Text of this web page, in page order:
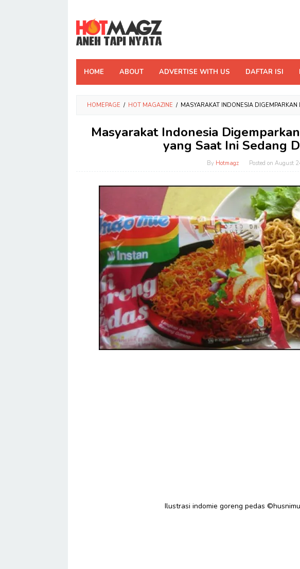
content
HOME ABOUT ADVERTISE WITH US DAFTAR ISI
HOMEPAGE / HOT MAGAZINE / MASYARAKAT INDONESIA
Masyarakat Indonesia
yang Saat Ini Sedang
By Hotmagz Posted onAugust
Ilustrasi indomie goreng pedas